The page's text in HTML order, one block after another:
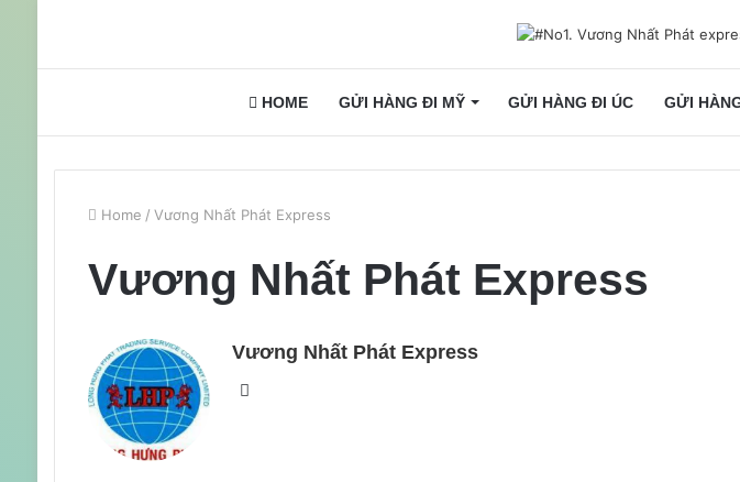
HOME GỬI HÀNG ĐI MỸ GỬI HÀNG ĐI ÚC GỬI
Home / Vương Nhất Phát Express
Vương Nhất Phát Express
Vương Nhất Phát Express